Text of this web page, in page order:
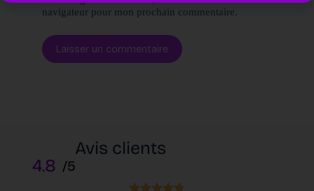
navigateur pour mon prochain commentaire.
Laisser un commentaire
Avis clients
4.8 /5